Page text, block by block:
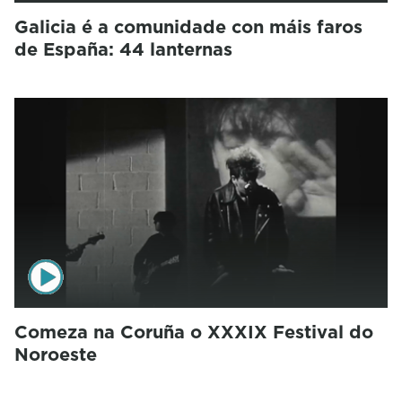
Galicia é a comunidade con máis faros
de España: 44 lanternas
Comeza na Coruña o XXXIX Festival do
Noroeste